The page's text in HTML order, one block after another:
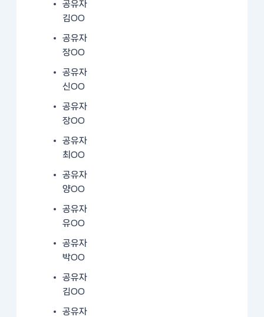
공유자
김OO
공유자
장OO
공유자
신OO
공유자
장OO
공유자
최OO
공유자
양OO
공유자
유OO
공유자
박OO
공유자
김OO
공유자